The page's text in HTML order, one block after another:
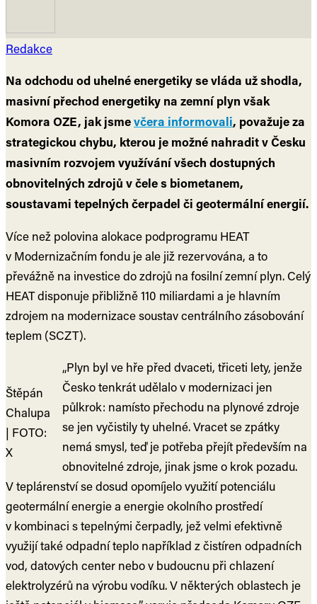
Redakce
Na odchodu od uhelné energetiky se vláda už shodla,
masivní přechod energetiky na zemní plyn však
Komora OZE, jak jsmevčera informovali, považuje za
strategickou chybu, kterou je možné nahradit v Česku
masivním rozvojem využívání všech dostupných
obnovitelných zdrojů v čele s biometanem,
soustavami tepelných čerpadel či geotermální energií.
Více než polovina alokace podprogramu HEAT
v Modernizačním fondu je ale již rezervována, a to
převážně na investice do zdrojů na fosilní zemní plyn. Celý
HEAT disponuje přibližně 110 miliardami a je hlavním
zdrojem na modernizace soustav centrálního zásobování
teplem (SCZT).
Štěpán
Chalupa
| FOTO:
X
„Plyn byl ve hře před dvaceti, třiceti lety, jenže
Česko tenkrát udělalo v modernizaci jen
půlkrok: namísto přechodu na plynové zdroje
se jen vyčistily ty uhelné. Vracet se zpátky
nemá smysl, teď je potřeba přejít především na
obnovitelné zdroje, jinak jsme o krok pozadu.
V teplárenství se dosud opomíjelo využití potenciálu
geotermální energie a energie okolního prostředí
v kombinaci s tepelnými čerpadly, jež velmi efektivně
využijí také odpadní teplo například z čistíren odpadních
vod, datových center nebo v budoucnu při chlazení
elektrolyzérů na výrobu vodíku. V některých oblastech je